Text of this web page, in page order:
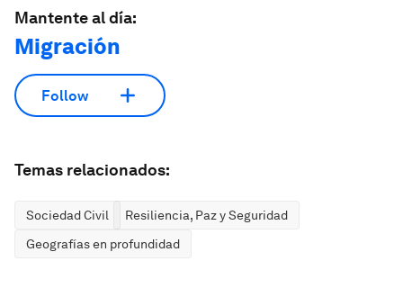
Mantente al día:
Migración
Follow
Temas relacionados:
Sociedad Civil
Resiliencia, Paz y Seguridad
Geografías en profundidad